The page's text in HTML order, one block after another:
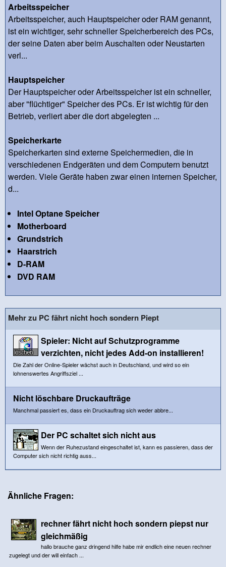
Arbeitsspeicher
Arbeitsspeicher, auch Hauptspeicher oder RAM genannt,
ist ein wichtiger, sehr schneller Speicherbereich des PCs,
der seine Daten aber beim Auschalten oder Neustarten
verl...
Hauptspeicher
Der Hauptspeicher oder Arbeitsspeicher ist ein schneller,
aber "flüchtiger" Speicher des PCs. Er ist wichtig für den
Betrieb, verliert aber die dort abgelegten ...
Speicherkarte
Speicherkarten sind externe Speichermedien, die in
verschiedenen Endgeräten und dem Computern benutzt
werden. Viele Geräte haben zwar einen internen Speicher,
d...
Intel Optane Speicher
Motherboard
Grundstrich
Haarstrich
D-RAM
DVD RAM
Mehr zu PC fährt nicht hoch sondern Piept
Spieler: Nicht auf Schutzprogramme
verzichten, nicht jedes Add-on installieren!
Die Zahl der Online-Spieler wächst auch in Deutschland, und wird so ein
lohnenswertes Angriffsziel ...
Nicht löschbare Druckaufträge
Manchmal passiert es, dass ein Druckauftrag sich weder abbre...
Der PC schaltet sich nicht aus
Wenn der Ruhezustand eingeschaltet ist, kann es passieren, dass der
Computer sich nicht richtig auss...
Ähnliche Fragen:
rechner fährt nicht hoch sondern piepst nur
gleichmäßig
hallo brauche ganz dringend hilfe habe mir endlich eine neuen rechner
zugelegt und der will einfach ...